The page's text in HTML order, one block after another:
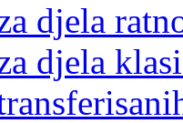
djela
djela